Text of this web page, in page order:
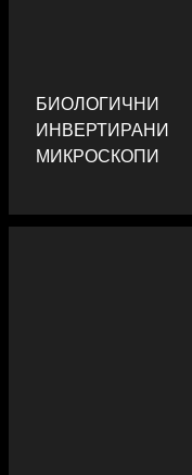
БИОЛОГИЧНИ
ИНВЕРТИРАНИ
МИКРОСКОПИ